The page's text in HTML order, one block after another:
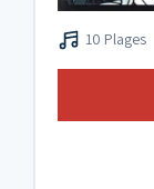
10 Plages